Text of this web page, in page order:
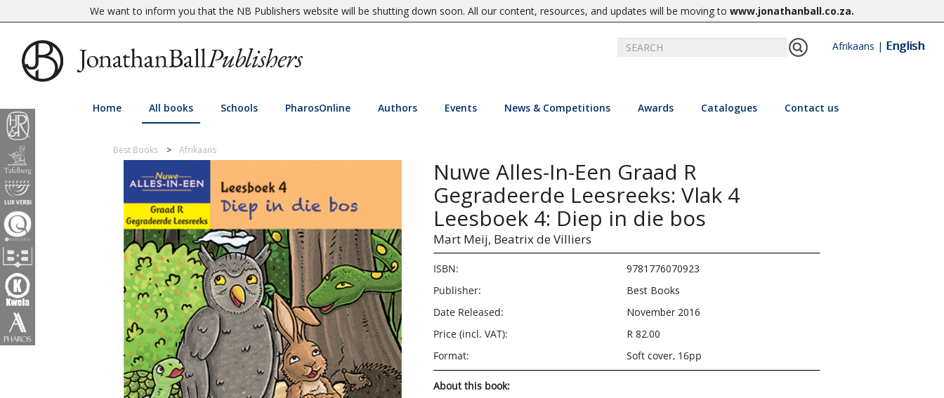
We want to inform you that the NB Publishers website will be shutting down soon. All our content, resources, and updates will be moving to www.jonathanball.co.za.
Afrikaans | English
Home All books Schools PharosOnline Authors Events News & Competitions Awards Catalogues Contact us
Best Books Afrikaans
Nuwe Alles-In-Een Graad R
Gegradeerde Leesreeks: Vlak 4
Leesboek 4: Diep in die bos
Mart Meij, Beatrix de Villiers
ISBN:
9781776070923
Publisher:
Best Books
Date Released:
November 2016
Price (incl. VAT):
R 82.00
Format:
Soft cover, 16pp
About this book: